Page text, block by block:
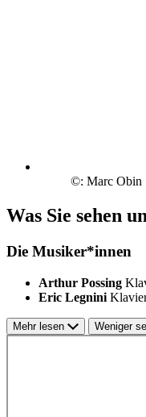
©: Marc Obin
Was Sie sehen
Die Musiker*innen
Arthur Possing
Eric Legnini
Mehr lesen Weniger